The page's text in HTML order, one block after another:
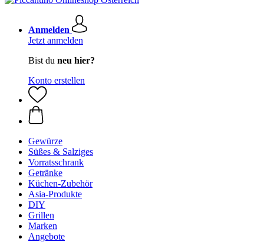
Anmelden
Jetzt anmelden
Bist du neu hier?
Konto erstellen
Gewürze
Süßes & Salziges
Vorratsschrank
Getränke
Küchen-Zubehör
Asia-Produkte
DIY
Grillen
Marken
Angebote